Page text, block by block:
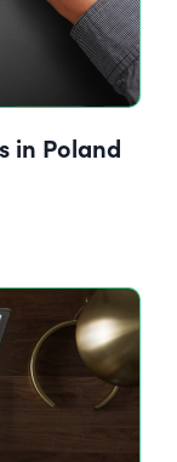
in Poland